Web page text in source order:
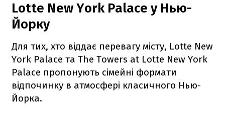
Lotte New York Palace у Нью-
Йорку
Для тих, хто віддає перевагу місту, Lotte New
York Palace та The Towers at Lotte New York
Palace пропонують сімейні формати
відпочинку в атмосфері класичного Нью-
Йорка.